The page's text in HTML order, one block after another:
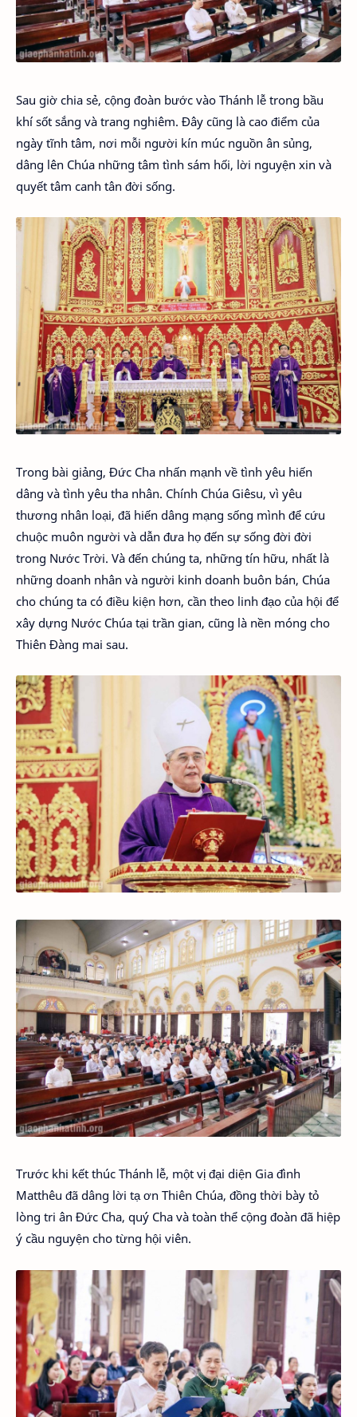
Sau giờ chia sẻ, cộng đoàn bước vào Thánh lễ trong bầu
khí sốt sắng và trang nghiêm. Đây cũng là cao điểm của
ngày tĩnh tâm, nơi mỗi người kín múc nguồn ân sủng,
dâng lên Chúa những tâm tình sám hối, lời nguyện xin và
quyết tâm canh tân đời sống.
Trong bài giảng, Đức Cha nhấn mạnh về tình yêu hiến
dâng và tình yêu tha nhân. Chính Chúa Giêsu, vì yêu
thương nhân loại, đã hiến dâng mạng sống mình để cứu
chuộc muôn người và dẫn đưa họ đến sự sống đời đời
trong Nước Trời. Và đến chúng ta, những tín hữu, nhất là
những doanh nhân và người kinh doanh buôn bán, Chúa
cho chúng ta có điều kiện hơn, cần theo linh đạo của hội để
xây dựng Nước Chúa tại trần gian, cũng là nền móng cho
Thiên Đàng mai sau.
Trước khi kết thúc Thánh lễ, một vị đại diện Gia đình
Matthêu đã dâng lời tạ ơn Thiên Chúa, đồng thời bày tỏ
lòng tri ân Đức Cha, quý Cha và toàn thể cộng đoàn đã hiệp
ý cầu nguyện cho từng hội viên.